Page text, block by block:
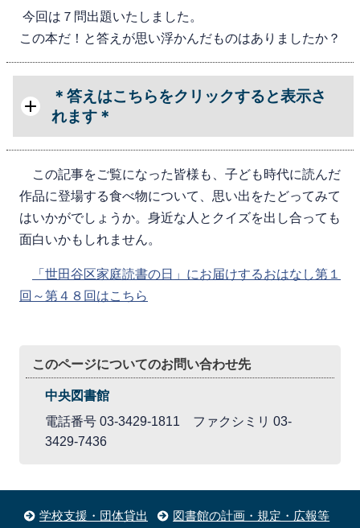
今回は７問出題いたしました。
この本だ！と答えが思い浮かんだものはありましたか？
＊答えはこちらをクリックすると表示さ
れます＊
この記事をご覧になった皆様も、子ども時代に読んだ
作品に登場する食べ物について、思い出をたどってみて
はいかがでしょうか。身近な人とクイズを出し合っても
面白いかもしれません。
「世田谷区家庭読書の日」にお届けするおはなし第１
回～第４８回はこちら
このページについてのお問い合わせ先
中央図書館
電話番号 03-3429-1811 ファクシミリ 03-
3429-7436
学校支援・団体貸出 図書館の計画・規定・広報等